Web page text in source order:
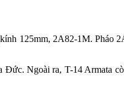
125mm, 2A82-1M. Pháo
Ngoài ra, T-14 Armata